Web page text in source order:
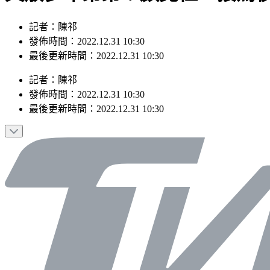
記者：陳祁
發佈時間：2022.12.31 10:30
最後更新時間：2022.12.31 10:30
記者 ： 陳祁
發佈時間： 2022.12.31 10:30
最後更新時間： 2022.12.31 10:30